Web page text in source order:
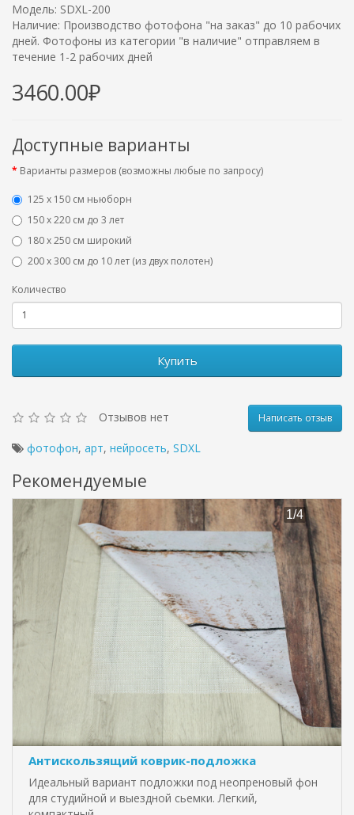
Модель: SDXL-200
Наличие: Производство фотофона "на заказ" до 10 рабочих
дней. Фотофоны из категории "в наличие" отправляем в
течение 1-2 рабочих дней
3460.00₽
Доступные варианты
Варианты размеров (возможны любые по запросу)
125 x 150 см ньюборн
150 х 220 см до 3 лет
180 х 250 см широкий
200 х 300 см до 10 лет (из двух полотен)
Количество
Купить
Отзывов нет Написать отзыв
фотофон, арт, нейросеть, SDXL
Рекомендуемые
Антискользящий коврик-подложка
Идеальный вариант подложки под неопреновый фон
для студийной и выездной сьемки. Легкий,